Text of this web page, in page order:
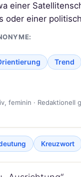
einer
oder einer
Trend
feminin · Redaktionell
Kreuzwort